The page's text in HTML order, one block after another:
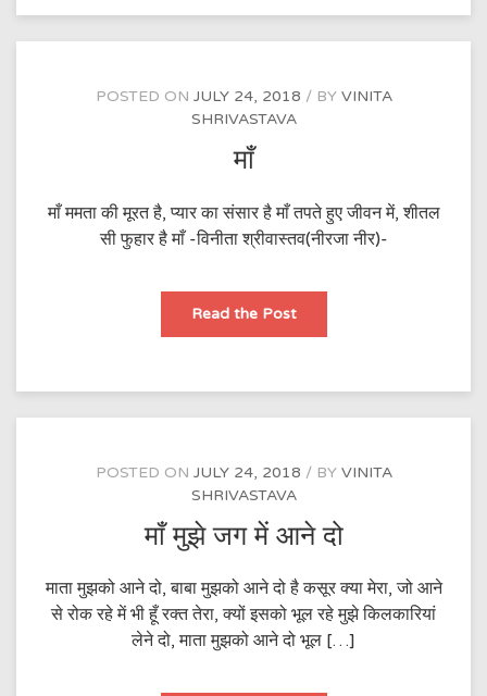
POSTED ON JULY 24, 2018 BY VINITA
SHRIVASTAVA
माँ
माँ ममता की मूरत है, प्यार का संसार है माँ तपते हुए जीवन में, शीतल
सी फुहार है माँ -विनीता श्रीवास्तव(नीरजा नीर)-
Read the Postमाँ
POSTED ON JULY 24, 2018 BY VINITA
SHRIVASTAVA
माँ मुझे जग में आने दो
माता मुझको आने दो, बाबा मुझको आने दो है कसूर क्या मेरा, जो आने
से रोक रहे में भी हूँ रक्त तेरा, क्यों इसको भूल रहे मुझे किलकारियां
लेने दो, माता मुझको आने दो भूल […]